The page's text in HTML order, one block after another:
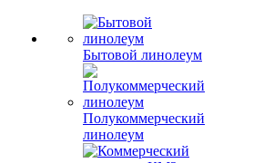
Бытовой линолеум
Полукоммерческий
линолеум